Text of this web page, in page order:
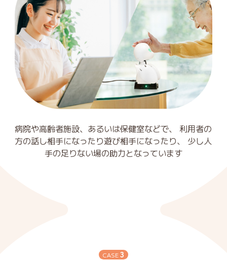
病院や高齢者施設、あるいは保健室などで、
利用者の
方の話し相手になったり遊び相手になったり、
少し人
手の足りない場の助力となっています
CASE 3